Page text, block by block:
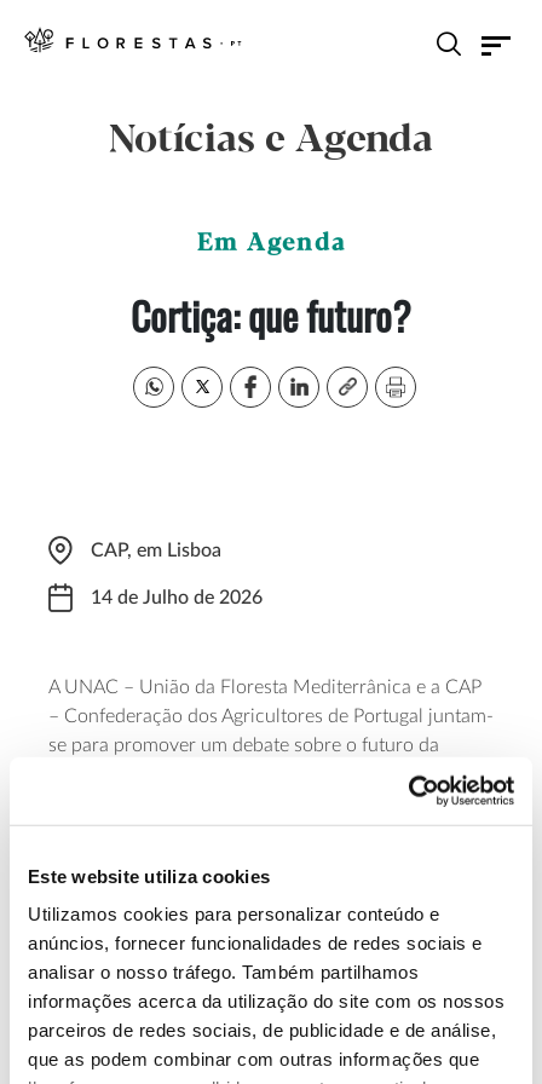
Este website utiliza cookies
Utilizamos cookies para personalizar conteúdo e
anúncios, fornecer funcionalidades de redes sociais e
analisar o nosso tráfego. Também partilhamos
informações acerca da utilização do site com os nossos
parceiros de redes sociais, de publicidade e de análise,
que as podem combinar com outras informações que
Notícias e Agenda
Em Agenda
Cortiça: que futuro?
CAP, em Lisboa
14 de Julho de 2026
A UNAC – União da Floresta Mediterrânica e a CAP
– Confederação dos Agricultores de Portugal juntam-
se para promover um debate sobre o futuro da
cortiça. O evento decorre no dia 14 de julho, às
acompanhar, é necessária inscrição.
13.07.2026
Genoma do priolo e de outras espécies em risco:
conhecer para conservar